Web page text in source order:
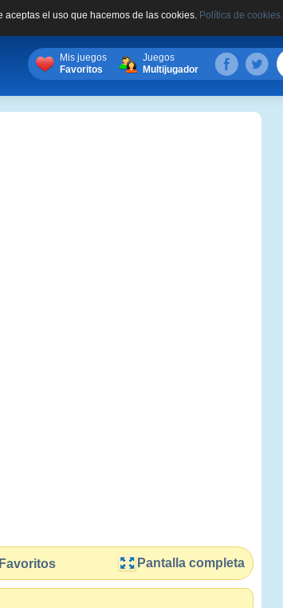
el uso que hacemos de las cookies. Política de cookies.
Mis juegos
Favoritos
Juegos
Multijugador
Pantalla completa